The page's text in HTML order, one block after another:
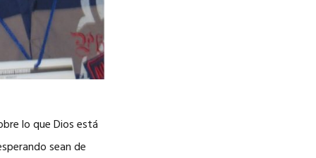
lo que Dios está
sean de